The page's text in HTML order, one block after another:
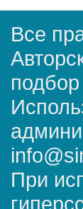
Все
При